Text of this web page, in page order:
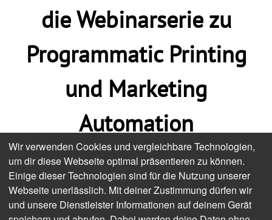
die Webinarserie zu
Programmatic Printing
und Marketing
Automation
Im 1. Quartal 2024 knüpft eine vierteilige
Webinarserie an die Digitalkonferenz
„Hyperpersonalisierung“ (hier die
Zusammenfassung) an. Lernen Sie von
Wir verwenden Cookies und vergleichbare Technologien,
um dir diese Webseite optimal präsentieren zu können.
Einige dieser Technologien sind für die Nutzung unserer
Webseite unerlässlich. Mit deiner Zustimmung dürfen wir
und unsere Dienstleister Informationen auf deinem Gerät